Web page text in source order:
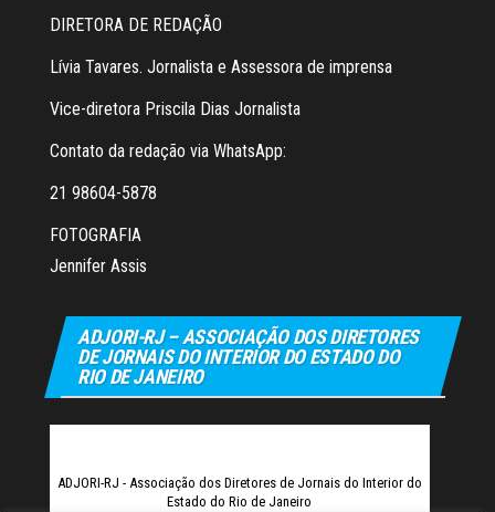
DIRETORA DE REDAÇÃO
Lívia Tavares. Jornalista e Assessora de imprensa
Vice-diretora Priscila Dias Jornalista
Contato da redação via WhatsApp:
21 98604-5878
FOTOGRAFIA
Jennifer Assis
ADJORI-RJ – ASSOCIAÇÃO DOS DIRETORES
DE JORNAIS DO INTERIOR DO ESTADO DO
RIO DE JANEIRO
ADJORI-RJ - Associação dos Diretores de Jornais do Interior do
Estado do Rio de Janeiro